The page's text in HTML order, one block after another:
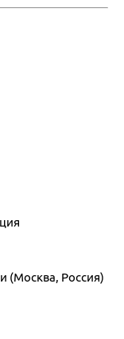
(Москва, Россия)